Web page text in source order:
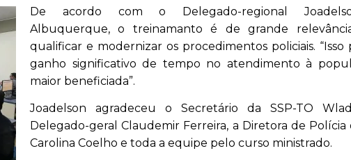
De acordo com o Delegado-regional
Albuquerque, o treinamanto é de grande
qualificar e modernizar os procedimentos policiais. “Isso
ganho significativo de tempo no atendimento à
maior beneficiada”.
Joadelson agradeceu o Secretário da SSP-TO
Delegado-geral Claudemir Ferreira, a Diretora de
Carolina Coelho e toda a equipe pelo curso ministrado.